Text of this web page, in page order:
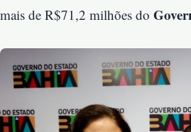
mais de R$71,2 milhões do